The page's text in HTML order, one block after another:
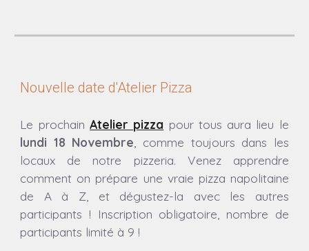
Nouvelle date d'Atelier Pizza
Le prochain Atelier pizza pour tous aura lieu le
lundi 18 Novembre , comme toujours dans les
locaux de notre pizzeria. Venez apprendre
comment on prépare une vraie pizza napolitaine
de A à Z, et dégustez-la avec les autres
participants ! Inscription obligatoire, nombre de
participants limité à 9 !